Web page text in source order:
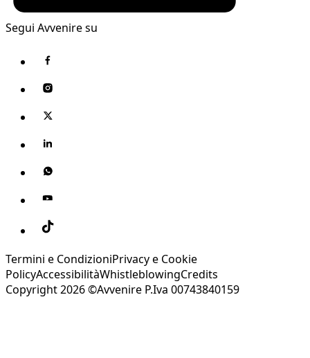
Segui Avvenire su
Termini e CondizioniPrivacy e Cookie
PolicyAccessibilitàWhistleblowingCredits
Copyright 2026 ©Avvenire P.Iva 00743840159